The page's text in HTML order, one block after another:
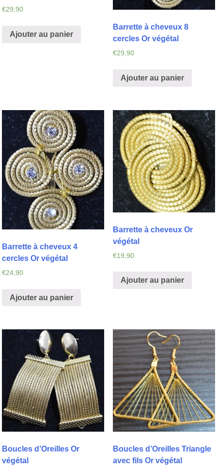
€29,90
Ajouter au panier
Barrette à cheveux 8
cercles Or végétal
€29,90
Ajouter au panier
Barrette à cheveux 4
cercles Or végétal
€24,90
Ajouter au panier
Barrette à cheveux Or
végétal
€19,90
Ajouter au panier
Boucles d’Oreilles Or
végétal
Boucles d’Oreilles Triangle
avec fils Or végétal